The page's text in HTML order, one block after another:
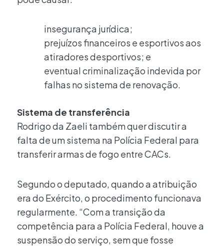
insegurança jurídica;
prejuízos financeiros e esportivos aos
atiradores desportivos; e
eventual criminalização indevida por
falhas no sistema de renovação.
Sistema de transferência
Rodrigo da Zaeli também quer discutir a
falta de um sistema na Polícia Federal para
transferir armas de fogo entre CACs.
Segundo o deputado, quando a atribuição
era do Exército, o procedimento funcionava
regularmente. “Com a transição da
competência para a Polícia Federal, houve a
suspensão do serviço, sem que fosse